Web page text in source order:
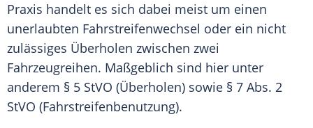
Praxis handelt es sich dabei meist um einen
unerlaubten Fahrstreifenwechsel oder ein nicht
zulässiges Überholen zwischen zwei
Fahrzeugreihen. Maßgeblich sind hier unter
anderem § 5 StVO (Überholen) sowie § 7 Abs. 2
StVO (Fahrstreifenbenutzung).